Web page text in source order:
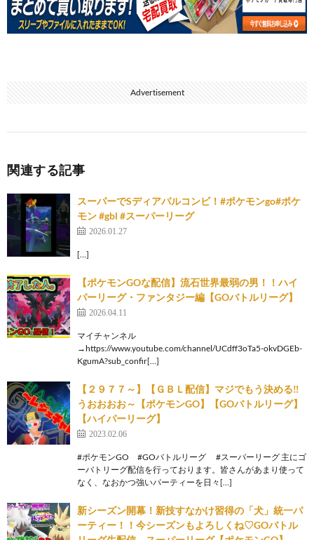
Advertisement
関連する記事
スーパーでSディアパルコンビ！#ポケモンgo#ポケ
モン #gbl #スーパーリーグ
2026.01.27
[…]
【ポケモンGOな配信】流石世界最弱の男！！ハイ
パーリーグ・ファンタジー編【GOバトルリーグ】
2026.04.11
マイチャンネル
→https://www.youtube.com/channel/UCdff3oTa5-okvDGEb-
KgumA?sub_confir[…]
【２９７７～】【ＧＢＬ配信】マジでもう決める‼
うおおおお～【ポケモンGO】【GOバトルリーグ】
【ハイパーリーグ】
2023.02.06
#ポケモンGO #GOバトルリーグ #スーパーリーグ 主にゴ
ーバトリーグ配信を行っております。皆さんがあまり使って
なく、なおかつ強いパーティーを日々[…]
新シーズン開幕！新技すなかけ習得の「犬」統一パ
ーティー！！今シーズンもよろしくね♡GOバトル